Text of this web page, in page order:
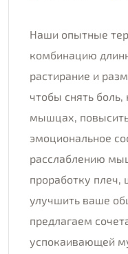
Наши опытные
комбинацию
растирание и
чтобы снять
мышцах,
эмоциональное
расслаблению
проработку плеч,
улучшить ваше
предлагаем
успокаивающей